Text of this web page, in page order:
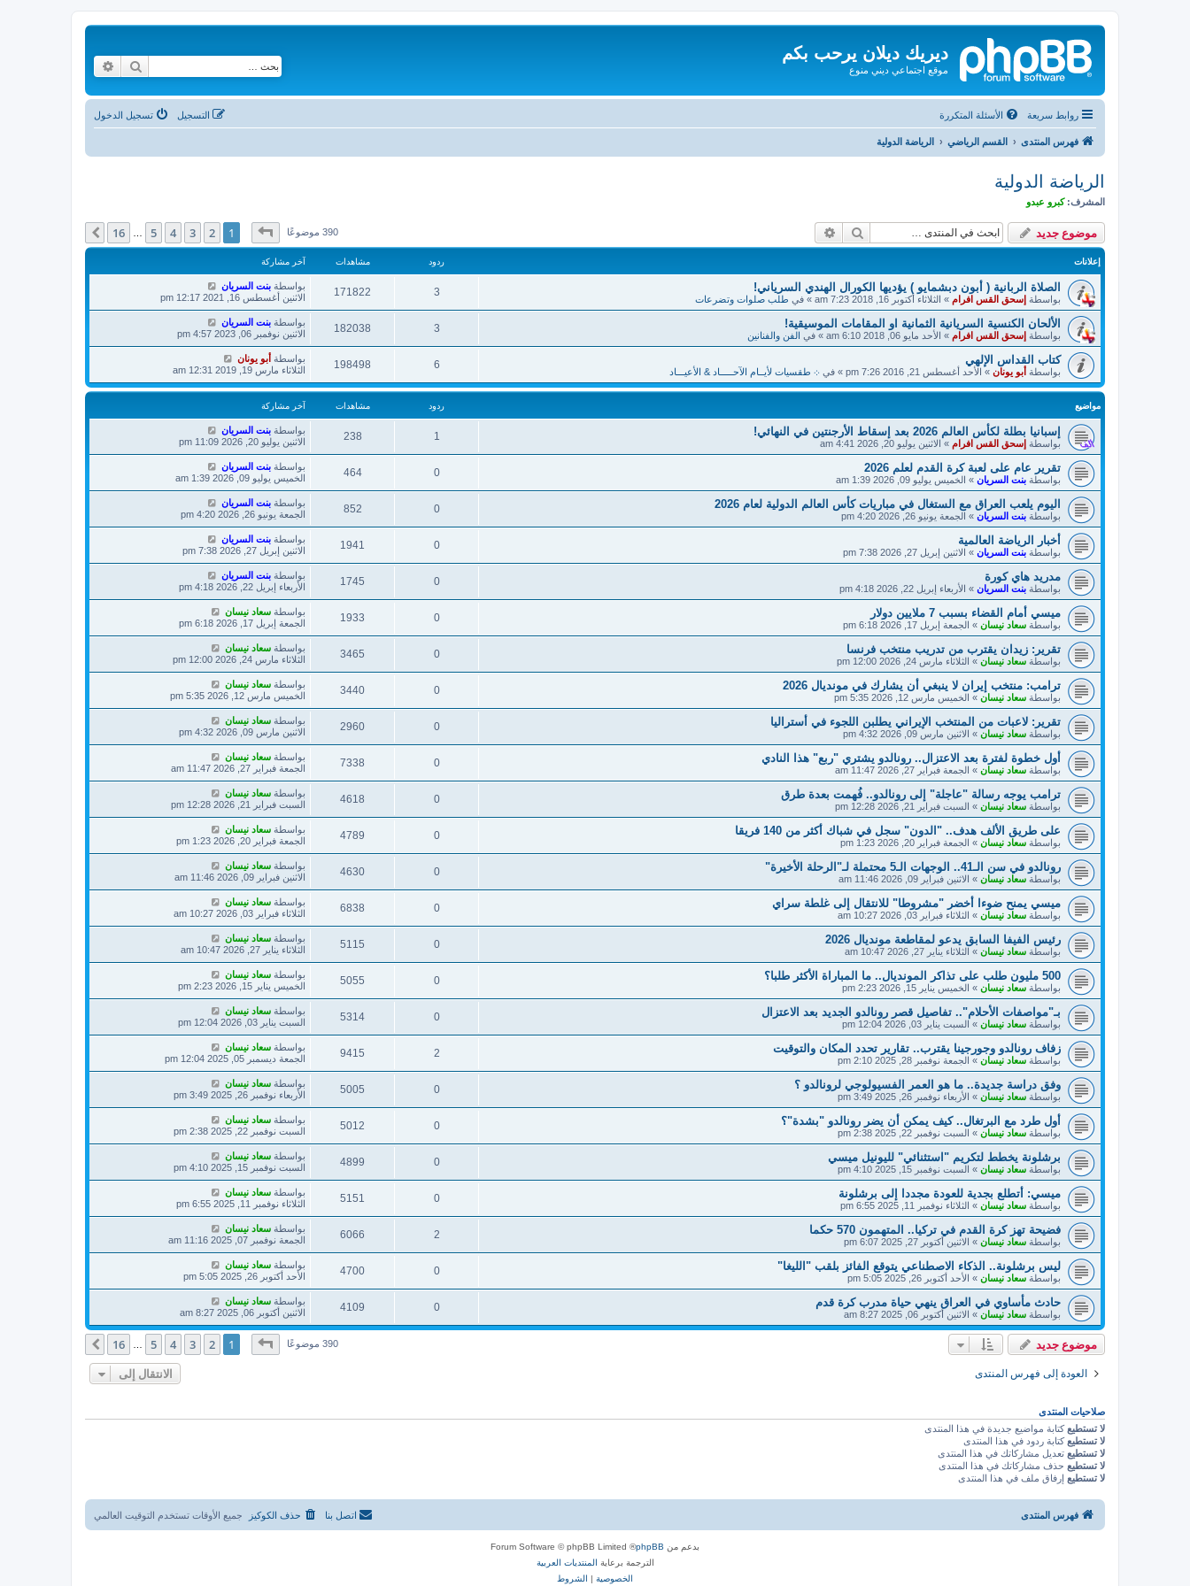
ديريك ديلان يرحب بكم
موقع اجتماعي ديني منوع بحث
روابط سريعة الأسئلة المتكررة تسجيل الدخول التسجيل
فهرس المنتدى القسم الرياضي الرياضة الدولية
الرياضة الدولية
المشرف: كبرو عبدو
موضوع جديد بحث 390 موضوعًاصفحة1 من16
1
2
3
4
5
16 التالي
إعلانات ردود مشاهدات آخر مشاركة
الصلاة الربانية ( أبون دبشمايو ) يؤديها الكورال الهندي السرياني!
بواسطة إسحق القس افرام » الثلاثاء أكتوبر 16, 2018 7:23 am » في طلب صلوات وتضرعات
3
171822 بواسطة بنت السريان
الاثنين أغسطس 16, 2021 12:17 pm
الألحان الكنسية السريانية الثمانية او المقامات الموسيقية!
بواسطة إسحق القس افرام » الأحد مايو 06, 2018 6:10 am » في الفن والفنانين
3
182038 بواسطة بنت السريان
الاثنين نوفمبر 06, 2023 4:57 pm
كتاب القداس الإلهي
بواسطة أبو يونان » الأحد أغسطس 21, 2016 7:26 pm » في ܀ طقسيات لأيــام الآحـــــاد & الأعيـــاد
6
198498 بواسطة أبو يونان
الثلاثاء مارس 19, 2019 12:31 am
مواضيع ردود مشاهدات آخر مشاركة
إسبانيا بطلة لكأس العالم 2026 بعد إسقاط الأرجنتين في النهائي!
بواسطة إسحق القس افرام » الاثنين يوليو 20, 2026 4:41 am
1
238 بواسطة بنت السريان
الاثنين يوليو 20, 2026 11:09 pm
تقرير عام على لعبة كرة القدم لعلم 2026
بواسطة بنت السريان » الخميس يوليو 09, 2026 1:39 am
0
464 بواسطة بنت السريان
الخميس يوليو 09, 2026 1:39 am
اليوم يلعب العراق مع الستغال في مباريات كأس العالم الدولية لعام 2026
بواسطة بنت السريان » الجمعة يونيو 26, 2026 4:20 pm
0
852 بواسطة بنت السريان
الجمعة يونيو 26, 2026 4:20 pm
أخبار الرياضة العالمية
بواسطة بنت السريان » الاثنين إبريل 27, 2026 7:38 pm
0
1941 بواسطة بنت السريان
الاثنين إبريل 27, 2026 7:38 pm
مدريد هاي كورة
بواسطة بنت السريان » الأربعاء إبريل 22, 2026 4:18 pm
0
1745 بواسطة بنت السريان
الأربعاء إبريل 22, 2026 4:18 pm
ميسي أمام القضاء بسبب 7 ملايين دولار
بواسطة سعاد نيسان » الجمعة إبريل 17, 2026 6:18 pm
0
1933 بواسطة سعاد نيسان
الجمعة إبريل 17, 2026 6:18 pm
تقرير: زيدان يقترب من تدريب منتخب فرنسا
بواسطة سعاد نيسان » الثلاثاء مارس 24, 2026 12:00 pm
0
3465 بواسطة سعاد نيسان
الثلاثاء مارس 24, 2026 12:00 pm
ترامب: منتخب إيران لا ينبغي أن يشارك في مونديال 2026
بواسطة سعاد نيسان » الخميس مارس 12, 2026 5:35 pm
0
3440 بواسطة سعاد نيسان
الخميس مارس 12, 2026 5:35 pm
تقرير: لاعبات من المنتخب الإيراني يطلبن اللجوء في أستراليا
بواسطة سعاد نيسان » الاثنين مارس 09, 2026 4:32 pm
0
2960 بواسطة سعاد نيسان
الاثنين مارس 09, 2026 4:32 pm
أول خطوة لفترة بعد الاعتزال.. رونالدو يشتري "ربع" هذا النادي
بواسطة سعاد نيسان » الجمعة فبراير 27, 2026 11:47 am
0
7338 بواسطة سعاد نيسان
الجمعة فبراير 27, 2026 11:47 am
ترامب يوجه رسالة "عاجلة" إلى رونالدو.. فُهمت بعدة طرق
بواسطة سعاد نيسان » السبت فبراير 21, 2026 12:28 pm
0
4618 بواسطة سعاد نيسان
السبت فبراير 21, 2026 12:28 pm
على طريق الألف هدف.. "الدون" سجل في شباك أكثر من 140 فريقا
بواسطة سعاد نيسان » الجمعة فبراير 20, 2026 1:23 pm
0
4789 بواسطة سعاد نيسان
الجمعة فبراير 20, 2026 1:23 pm
رونالدو في سن الـ41.. الوجهات الـ5 محتملة لـ"الرحلة الأخيرة"
بواسطة سعاد نيسان » الاثنين فبراير 09, 2026 11:46 am
0
4630 بواسطة سعاد نيسان
الاثنين فبراير 09, 2026 11:46 am
ميسي يمنح ضوءا أخضر "مشروطا" للانتقال إلى غلطة سراي
بواسطة سعاد نيسان » الثلاثاء فبراير 03, 2026 10:27 am
0
6838 بواسطة سعاد نيسان
الثلاثاء فبراير 03, 2026 10:27 am
رئيس الفيفا السابق يدعو لمقاطعة مونديال 2026
بواسطة سعاد نيسان » الثلاثاء يناير 27, 2026 10:47 am
0
5115 بواسطة سعاد نيسان
الثلاثاء يناير 27, 2026 10:47 am
500 مليون طلب على تذاكر المونديال.. ما المباراة الأكثر طلبا؟
بواسطة سعاد نيسان » الخميس يناير 15, 2026 2:23 pm
0
5055 بواسطة سعاد نيسان
الخميس يناير 15, 2026 2:23 pm
بـ"مواصفات الأحلام".. تفاصيل قصر رونالدو الجديد بعد الاعتزال
بواسطة سعاد نيسان » السبت يناير 03, 2026 12:04 pm
0
5314 بواسطة سعاد نيسان
السبت يناير 03, 2026 12:04 pm
زفاف رونالدو وجورجينا يقترب.. تقارير تحدد المكان والتوقيت
بواسطة سعاد نيسان » الجمعة نوفمبر 28, 2025 2:10 pm
2
9415 بواسطة سعاد نيسان
الجمعة ديسمبر 05, 2025 12:04 pm
وفق دراسة جديدة.. ما هو العمر الفسيولوجي لرونالدو ؟
بواسطة سعاد نيسان » الأربعاء نوفمبر 26, 2025 3:49 pm
0
5005 بواسطة سعاد نيسان
الأربعاء نوفمبر 26, 2025 3:49 pm
أول طرد مع البرتغال.. كيف يمكن أن يضر رونالدو "بشدة"؟
بواسطة سعاد نيسان » السبت نوفمبر 22, 2025 2:38 pm
0
5012 بواسطة سعاد نيسان
السبت نوفمبر 22, 2025 2:38 pm
برشلونة يخطط لتكريم "استثنائي" لليونيل ميسي
بواسطة سعاد نيسان » السبت نوفمبر 15, 2025 4:10 pm
0
4899 بواسطة سعاد نيسان
السبت نوفمبر 15, 2025 4:10 pm
ميسي: أتطلع بجدية للعودة مجددا إلى برشلونة
بواسطة سعاد نيسان » الثلاثاء نوفمبر 11, 2025 6:55 pm
0
5151 بواسطة سعاد نيسان
الثلاثاء نوفمبر 11, 2025 6:55 pm
فضيحة تهز كرة القدم في تركيا.. المتهمون 570 حكما
بواسطة سعاد نيسان » الاثنين أكتوبر 27, 2025 6:07 pm
2
6066 بواسطة سعاد نيسان
الجمعة نوفمبر 07, 2025 11:16 am
ليس برشلونة.. الذكاء الاصطناعي يتوقع الفائز بلقب "الليغا"
بواسطة سعاد نيسان » الأحد أكتوبر 26, 2025 5:05 pm
0
4700 بواسطة سعاد نيسان
الأحد أكتوبر 26, 2025 5:05 pm
حادث مأساوي في العراق ينهي حياة مدرب كرة قدم
بواسطة سعاد نيسان » الاثنين أكتوبر 06, 2025 8:27 am
0
4109 بواسطة سعاد نيسان
الاثنين أكتوبر 06, 2025 8:27 am
موضوع جديد 390 موضوعًاصفحة1 من16
1
2
3
4
5
16 التالي
العودة إلى فهرس المنتدى الانتقال إلى
صلاحيات المنتدى
لا تستطيع كتابة مواضيع جديدة في هذا المنتدى
لا تستطيع كتابة ردود في هذا المنتدى
لا تستطيع تعديل مشاركاتك في هذا المنتدى
لا تستطيع حذف مشاركاتك في هذا المنتدى
لا تستطيع إرفاق ملف في هذا المنتدى
فهرس المنتدى جميع الأوقات تستخدم التوقيت العالمي حذف الكوكيز اتصل بنا
بدعم من phpBB
® Forum Software © phpBB Limited
الترجمة برعاية المنتديات العربية
الخصوصية | الشروط